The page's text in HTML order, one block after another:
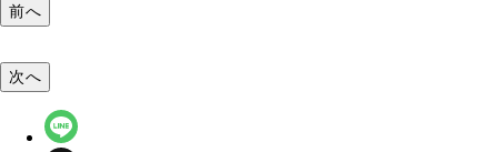
前へ
次へ